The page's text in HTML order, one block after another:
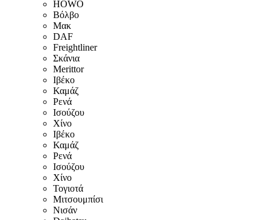
HOWO
Βόλβο
Μακ
DAF
Freightliner
Σκάνια
Merittor
Ιβέκο
Καμάζ
Ρενά
Ισούζου
Χίνο
Ιβέκο
Καμάζ
Ρενά
Ισούζου
Χίνο
Τογιοτά
Μιτσουμπίσι
Νισάν